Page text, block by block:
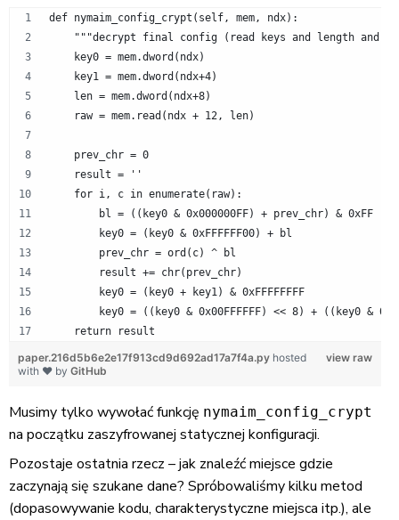
def nymaim_config_crypt(self, mem, ndx):
"""decrypt final config (read keys and length and
    key0 = mem.dword(ndx)
    key1 = mem.dword(ndx+4)
    len = mem.dword(ndx+8)
    raw = mem.read(ndx + 12, len)
    prev_chr = 0
    result = ''
    for i, c in enumerate(raw):
        bl = ((key0 & 0x000000FF) + prev_chr) & 0xFF
        key0 = (key0 & 0xFFFFFF00) + bl
        prev_chr = ord(c) ^ bl
        result += chr(prev_chr)
        key0 = (key0 + key1) & 0xFFFFFFFF
key0 = ((key0 & 0x00FFFFFF) << 8) + ((key0 &
    return result
view raw
paper.216d5b6e2e17f913cd9d692ad17a7f4a.py hosted
with ❤ by GitHub
Musimy tylko wywołać funkcję nymaim_config_crypt
na początku zaszyfrowanej statycznej konfiguracji.
Pozostaje ostatnia rzecz – jak znaleźć miejsce gdzie
zaczynają się szukane dane? Spróbowaliśmy kilku metod
(dopasowywanie kodu, charakterystyczne miejsca itp.), ale